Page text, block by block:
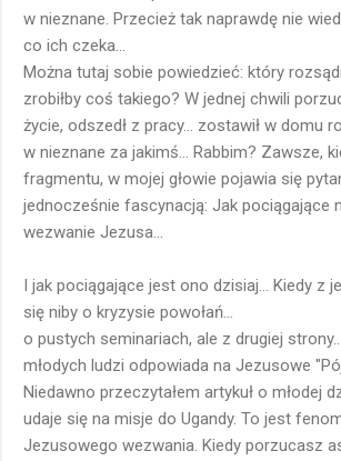
w nieznane. Przecież tak naprawdę nie
co ich czeka...
Można tutaj sobie powiedzieć: który
zrobiłby coś takiego? W jednej chwili
życie, odszedł z pracy... zostawił w domu
w nieznane za jakimś... Rabbim? Zawsze,
fragmentu, w mojej głowie pojawia się
jednocześnie fascynacją: Jak pociągające
wezwanie Jezusa...
I jak pociągające jest ono dzisiaj... Kiedy z
się niby o kryzysie powołań...
o pustych seminariach, ale z drugiej
młodych ludzi odpowiada na Jezusowe
Niedawno przeczytałem artykuł o młodej
udaje się na misje do Ugandy. To jest
Jezusowego wezwania. Kiedy porzucasz